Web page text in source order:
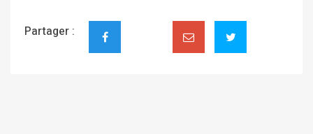
Partager :